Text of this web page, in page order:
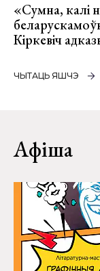
«Сумна, калі
Кіркевіч
ЧЫТАЦЬ ЯШЧЭ
Афіша